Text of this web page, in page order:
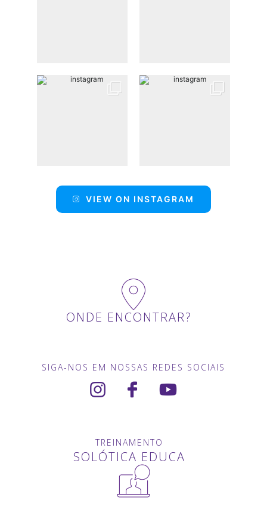
VIEW ON INSTAGRAM
ONDE ENCONTRAR?
SIGA-NOS EM NOSSAS REDES SOCIAIS
TREINAMENTO
SOLÓTICA EDUCA